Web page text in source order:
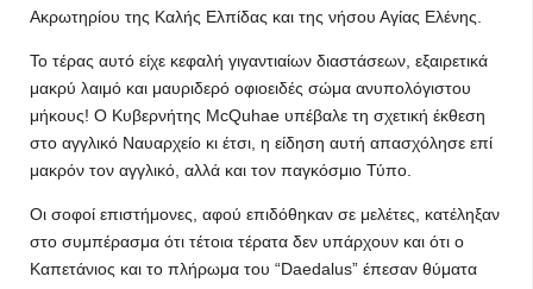
Ακρωτηρίου της Καλής Ελπίδας και της νήσου Αγίας Ελένης.
Το τέρας αυτό είχε κεφαλή γιγαντιαίων διαστάσεων, εξαιρετικά
μακρύ λαιμό και μαυριδερό οφιοειδές σώμα ανυπολόγιστου
μήκους! Ο Κυβερνήτης McQuhae υπέβαλε τη σχετική έκθεση
στο αγγλικό Ναυαρχείο κι έτσι, η είδηση αυτή απασχόλησε επί
μακρόν τον αγγλικό, αλλά και τον παγκόσμιο Τύπο.
Οι σοφοί επιστήμονες, αφού επιδόθηκαν σε μελέτες, κατέληξαν
στο συμπέρασμα ότι τέτοια τέρατα δεν υπάρχουν και ότι ο
Καπετάνιος και το πλήρωμα του “Daedalus” έπεσαν θύματα